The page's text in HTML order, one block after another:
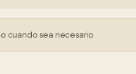
cuando sea necesario